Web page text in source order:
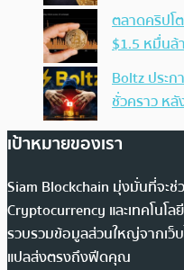
ตลาดคริปโ
$1.5 หมื่นล้
Boltz ประก
ชั่วคราว หลั
เป้าหมายของเรา
Siam Blockchain มุ่งมั่นที่จะช่
Cryptocurrency และเทคโนโ
รวบรวมข้อมูลส่วนใหญ่จากเว็บ
แปลส่งตรงถึงฟีดคุณ